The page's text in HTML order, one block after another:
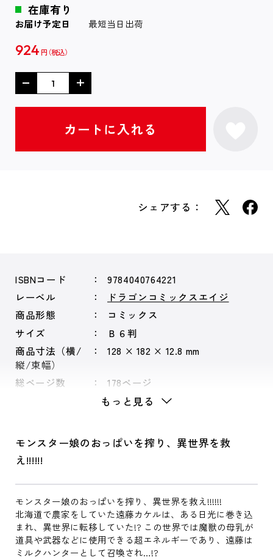
在庫有り
お届け予定日 最短当日出荷
924 円
シェアする：
ISBNコード
9784040764221
レーベル
ドラゴンコミックスエイジ
商品形態
コミックス
サイズ
Ｂ６判
商品寸法（横/
縦/束幅）
128 × 182 × 12.8 mm
総ページ数 178ページ
もっと見る
モンスター娘のおっぱいを搾り、異世界を救
え!!!!!!
モンスター娘のおっぱいを搾り、異世界を救え!!!!!!
北海道で農家をしていた遠藤カケルは、ある日光に巻き込
まれ、異世界に転移していた!? この世界では魔獣の母乳が
道具や武器などに使用できる超エネルギーであり、遠藤は
ミルクハンターとして召喚され…!?